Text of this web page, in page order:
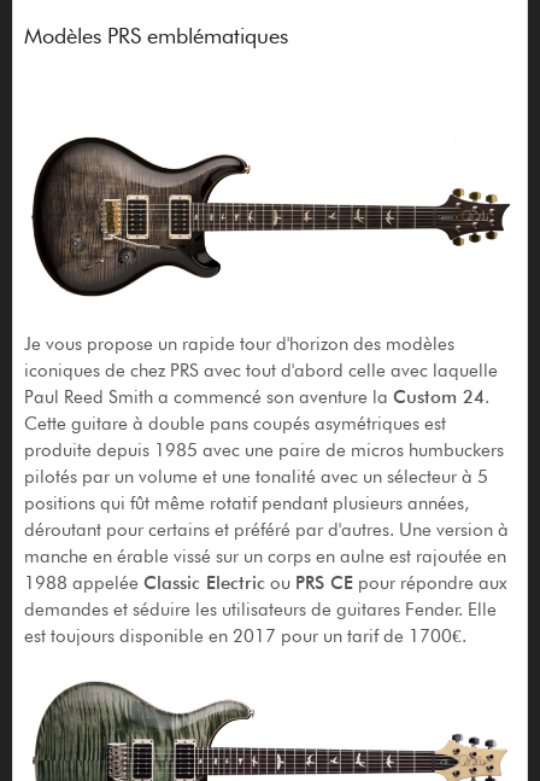
Modèles PRS emblématiques
Je vous propose un rapide tour d'horizon des modèles
iconiques de chez PRS avec tout d'abord celle avec laquelle
Paul Reed Smith a commencé son aventure la Custom 24.
Cette guitare à double pans coupés asymétriques est
produite depuis 1985 avec une paire de micros humbuckers
pilotés par un volume et une tonalité avec un sélecteur à 5
positions qui fût même rotatif pendant plusieurs années,
déroutant pour certains et préféré par d'autres. Une version à
manche en érable vissé sur un corps en aulne est rajoutée en
1988 appelée Classic Electricou PRS CEpour répondre aux
demandes et séduire les utilisateurs de guitares Fender. Elle
est toujours disponible en 2017 pour un tarif de 1700€.